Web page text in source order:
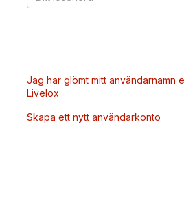
Jag har glömt mitt användarnamn
Livelox
Skapa ett nytt användarkonto